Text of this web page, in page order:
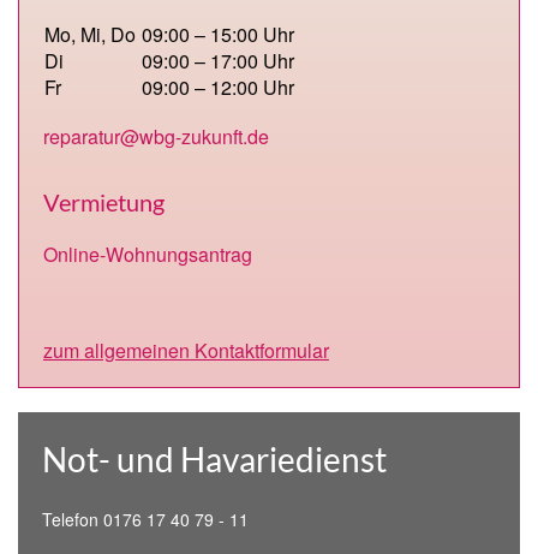
Mo, Mi, Do 09:00 – 15:00 Uhr
Di
09:00 – 17:00 Uhr
Fr
09:00 – 12:00 Uhr
reparatur@wbg-zukunft.de
Vermietung
Online-Wohnungsantrag
zum allgemeinen Kontaktformular
Not- und Havariedienst
Telefon 0176 17 40 79 - 11